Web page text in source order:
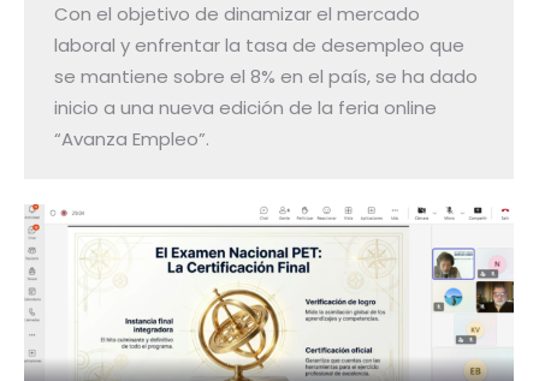
Con el objetivo de dinamizar el mercado
laboral y enfrentar la tasa de desempleo que
se mantiene sobre el 8% en el país, se ha dado
inicio a una nueva edición de la feria online
“Avanza Empleo”.